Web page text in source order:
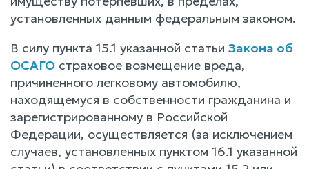
установленных данным федеральным законом.
В силу пункта 15.1 указанной статьи Закона об
ОСАГО страховое возмещение вреда,
причиненного легковому автомобилю,
находящемуся в собственности гражданина и
зарегистрированному в Российской
Федерации, осуществляется (за исключением
случаев, установленных пунктом 16.1 указанной